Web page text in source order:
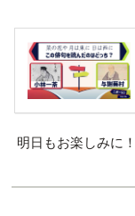
明日もお楽しみに！